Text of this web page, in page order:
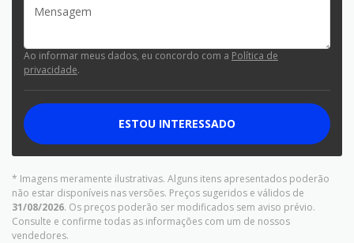
Ao informar meus dados, eu concordo com a Política de
privacidade.
ESTOU INTERESSADO
* Imagens meramente ilustrativas. Alguns itens apresentados poderão
não estar disponíveis nas versões. Preços sugeridos e válidos de
31/08/2026. Os preços poderão ser modificados sem aviso prévio.
Consulte e confirme todas as informações com um de nossos
vendedores.